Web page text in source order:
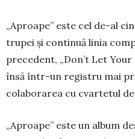
„Aproape” este cel de-al
trupei și continuă linia
precedent, „Don’t Let Your
însă într-un registru mai
colaborarea cu cvar­tetul
„Aproape” este un album